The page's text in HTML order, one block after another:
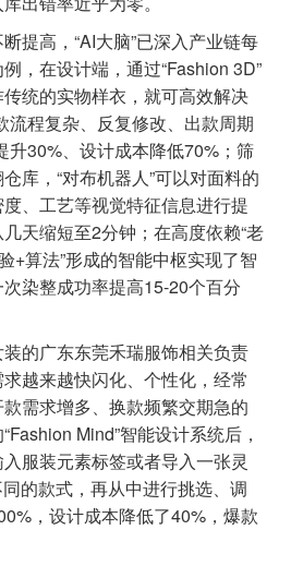
提高，“AI大脑”已深入产业链每
，在设计端，通过“Fashion 3D”
统的实物样衣，就可高效解决
流程复杂、反复修改、出款周期
升30%、设计成本降低70%；筛
库，“对布机器人”可以对面料的
、工艺等视觉特征信息进行提
天缩短至2分钟；在高度依赖“老
+算法”形成的智能中枢实现了智
染整成功率提高15-20个百分
的广东东莞禾瑞服饰相关负责
越来越快闪化、个性化，经常
需求增多、换款频繁交期急的
Mind”智能设计系统后，
服装元素标签或者导入一张灵
的款式，再从中进行挑选、调
，设计成本降低了40%，爆款